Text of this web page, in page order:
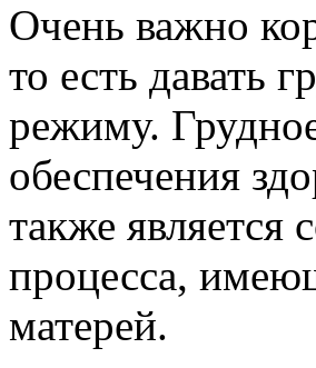
Очень важно
то есть давать
режиму.
обеспечения
также является
процесса,
матерей.